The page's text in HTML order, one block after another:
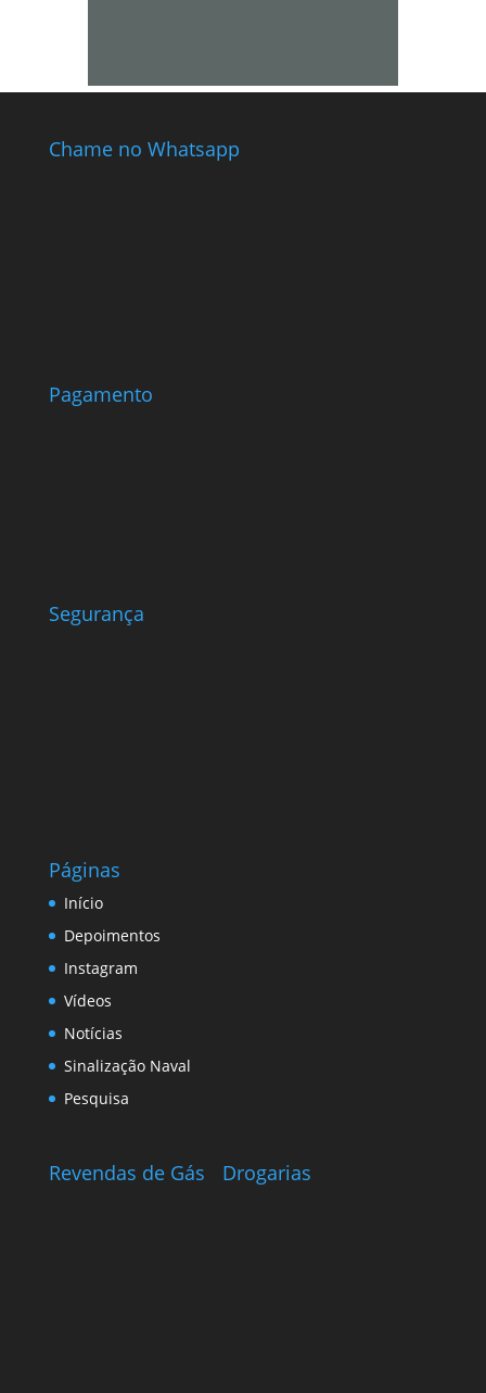
Chame no Whatsapp
Pagamento
Segurança
Páginas
Início
Depoimentos
Instagram
Vídeos
Notícias
Sinalização Naval
Pesquisa
Revendas de Gás Drogarias